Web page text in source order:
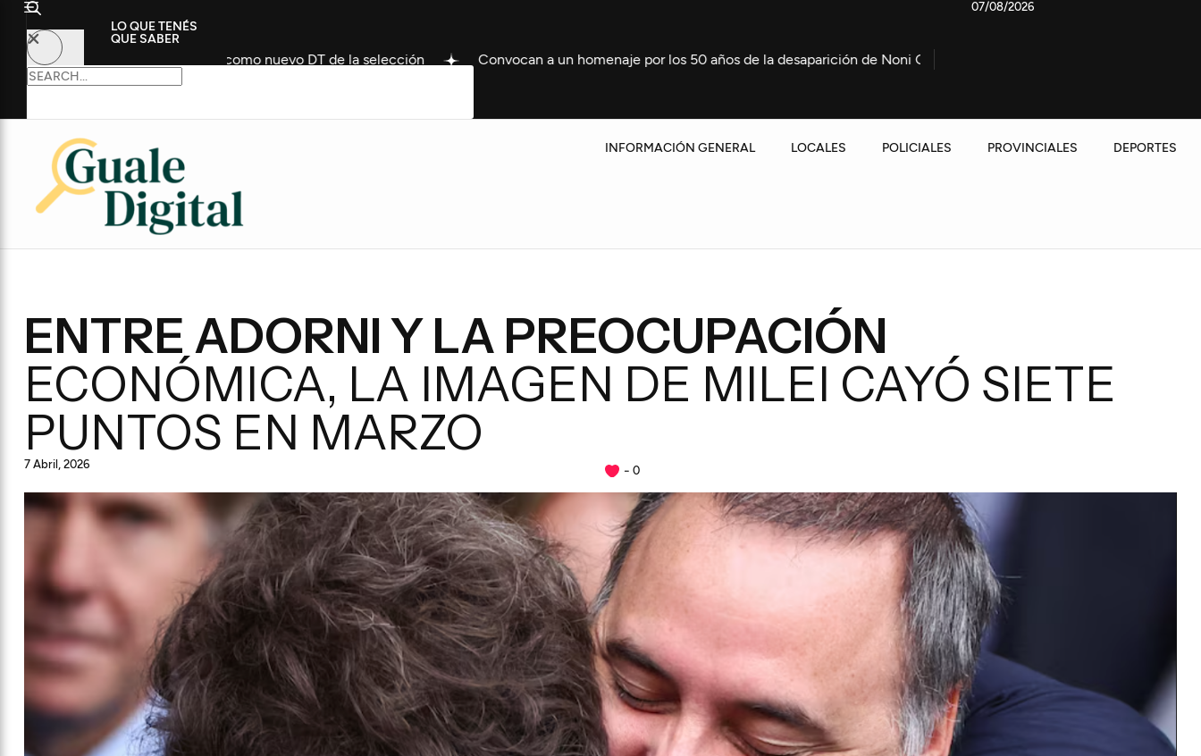
LO QUE TENÉS
QUE SABER
histórico futbolista como nuevo DT de la selección Convocan a un homenaje por los 50 años de la desaparición de Noni González
07/08/2026
INFORMACIÓN GENERAL LOCALES POLICIALES PROVINCIALES DEPORTES
ENTRE ADORNI Y LA PREOCUPACIÓN
ECONÓMICA, LA IMAGEN DE MILEI CAYÓ SIETE
PUNTOS EN MARZO
7 Abril, 2026 0